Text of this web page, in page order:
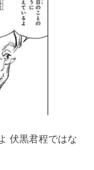
伏黒君程ではな